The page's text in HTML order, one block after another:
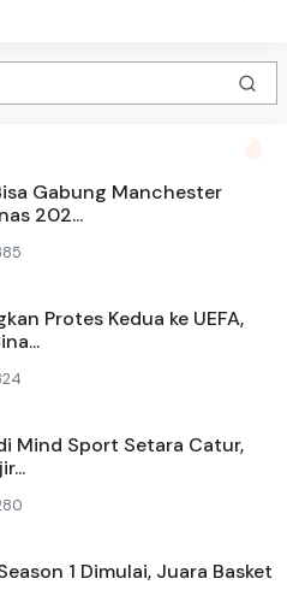
Gabung Manchester
202...
Protes Kedua ke UEFA,
Mind Sport Setara Catur,
1 Dimulai, Juara Basket